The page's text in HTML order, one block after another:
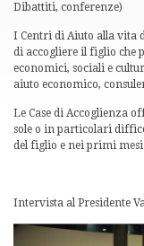
Dibattiti, conferenze)
I Centri di Aiuto alla vita
di accogliere il figlio che
economici, sociali e
aiuto economico,
Le Case di Accoglienza
sole o in particolari
del figlio e nei primi mesi
Intervista al Presidente